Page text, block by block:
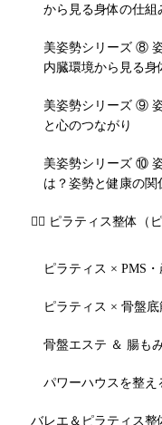
から見る身体の仕組
美姿勢シリーズ ⑧
内臓環境から見る身
美姿勢シリーズ ⑨
と心のつながり
美姿勢シリーズ ⑩
は？姿勢と健康の関
🧘‍♀️ ピラティス整体（
ピラティス × PMS
ピラティス × 骨盤底
骨盤エステ ＆ 腸も
パワーハウスを整
バレエ＆ピラティス整